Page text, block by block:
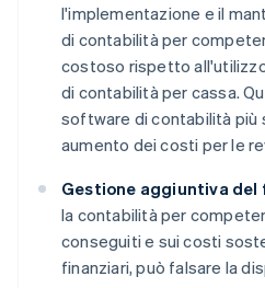
l'implementazione e il
di contabilità per
costoso rispetto
di contabilità per cassa.
software di contabilità
aumento dei costi per le
Gestione aggiuntiva del
la contabilità per
conseguiti e sui costi
finanziari, può falsare la